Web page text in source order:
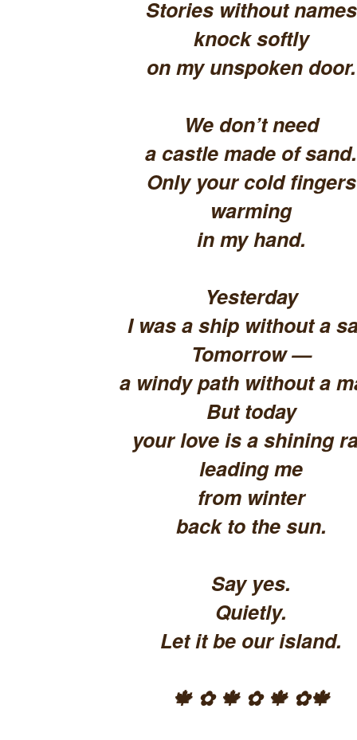
Stories without names
knock softly
on my unspoken door.
We don’t need
a castle made of sand.
Only your cold fingers
warming
in my hand.
Yesterday
I was a ship without a
Tomorrow —
a windy path without a
But today
your love is a shining
leading me
from winter
back to the sun.
Say yes.
Quietly.
Let it be our island.
🍁 ✿ 🍁 ✿ 🍁 ✿🍁